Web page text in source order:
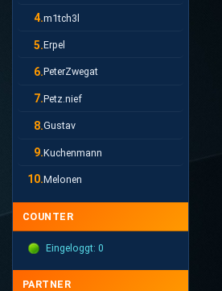
4.m1tch3l
5.Erpel
6.PeterZwegat
7.Petz.nief
8.Gustav
9.Kuchenmann
10.Melonen
COUNTER
Eingeloggt: 0
PARTNER